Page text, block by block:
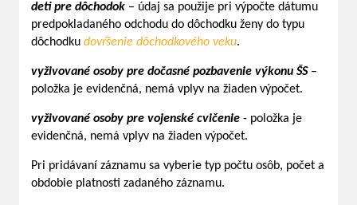
deti pre dôchodok – údaj sa použije pri výpočte dátumu
predpokladaného odchodu do dôchodku ženy do typu
dôchodku dovŕšenie dôchodkového veku.
vyživované osoby pre dočasné pozbavenie výkonu ŠS –
položka je evidenčná, nemá vplyv na žiaden výpočet.
vyživované osoby pre vojenské cvičenie - položka je
evidenčná, nemá vplyv na žiaden výpočet.
Pri pridávaní záznamu sa vyberie typ počtu osôb, počet a
obdobie platnosti zadaného záznamu.